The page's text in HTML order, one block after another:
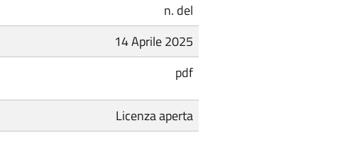
n. del
14 Aprile 2025
pdf
Licenza aperta